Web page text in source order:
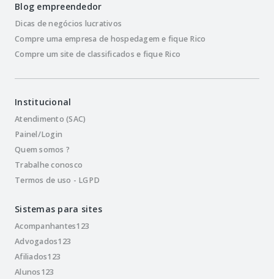
Blog empreendedor
Dicas de negócios lucrativos
Compre uma empresa de hospedagem e fique Rico
Compre um site de classificados e fique Rico
Institucional
Atendimento (SAC)
Painel/Login
Quem somos ?
Trabalhe conosco
Termos de uso - LGPD
Sistemas para sites
Acompanhantes123
Advogados123
Afiliados123
Alunos123